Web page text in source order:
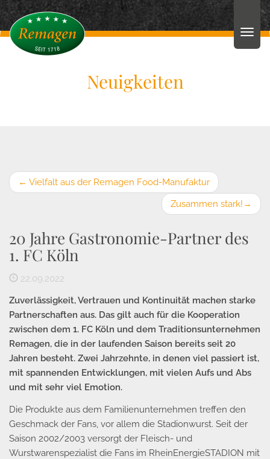
Neuigkeiten
← Vielfalt aus der Remagen Food-Manufaktur
Zusammen stark! →
20 Jahre Gastronomie-Partner des
1. FC Köln
22.09.2022
Zuverlässigkeit, Vertrauen und Kontinuität machen starke
Partnerschaften aus. Das gilt auch für die Kooperation
zwischen dem 1. FC Köln und dem Traditionsunternehmen
Remagen, die in der laufenden Saison bereits seit 20
Jahren besteht. Zwei Jahrzehnte, in denen viel passiert ist,
mit spannenden Entwicklungen, mit vielen Aufs und Abs
und mit sehr viel Emotion.
Die Produkte aus dem Familienunternehmen treffen den
Geschmack der Fans, vor allem die Stadionwurst. Seit der
Saison 2002/2003 versorgt der Fleisch- und
Wurstwarenspezialist die Fans im RheinEnergieSTADION mit